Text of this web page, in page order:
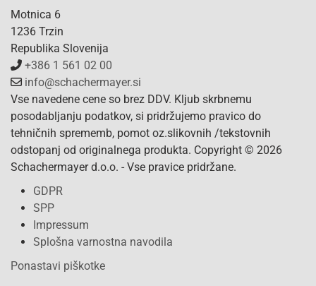
Motnica 6
1236 Trzin
Republika Slovenija
+386 1 561 02 00
info@schachermayer.si
Vse navedene cene so brez DDV. Kljub skrbnemu
posodabljanju podatkov, si pridržujemo pravico do
tehničnih sprememb, pomot oz.slikovnih /tekstovnih
odstopanj od originalnega produkta. Copyright © 2026
Schachermayer d.o.o. - Vse pravice pridržane.
GDPR
SPP
Impressum
Splošna varnostna navodila
Ponastavi piškotke